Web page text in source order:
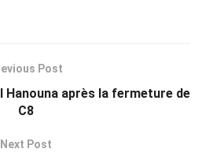
Post
Hanouna après la fermeture de
C8
Next Post